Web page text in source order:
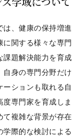
は、健康の保持増進
に関する様々な専門
課題解決能力を育成
自身の専門分野だけ
ションも取れる自
専門家を育成しま
て複雑な背景が存在
学際的な検討による